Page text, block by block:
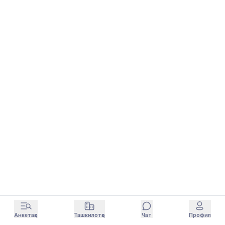
Анкетаҳо Ташкилотҳо Чат Профил